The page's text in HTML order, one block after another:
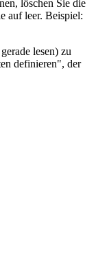
löschen Sie die
auf leer. Beispiel:
lesen) zu
definieren", der